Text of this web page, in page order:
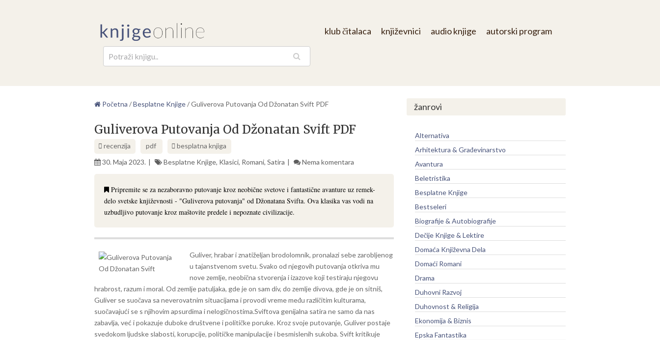
klub čitalaca književnici audio knjige autorski program
Početna /Besplatne Knjige/Guliverova Putovanja Od Džonatan Svift PDF
Guliverova Putovanja Od Džonatan Svift PDF
recenzija pdf
besplatna knjiga
30. Maja 2023.
Besplatne Knjige, Klasici, Romani, Satira Nema komentara
Pripremite se za nezaboravno putovanje kroz neobične svetove i fantastične avanture uz remek-
delo svetske književnosti - "Guliverova putovanja" od Džonatana Svifta. Ova klasika vas vodi na
uzbudljivo putovanje kroz maštovite predele i nepoznate civilizacije.
Guliver, hrabar i znatiželjan brodolomnik, pronalazi sebe zarobljenog
u tajanstvenom svetu. Svako od njegovih putovanja otkriva mu
nove zemlje, neobična stvorenja i izazove koji testiraju njegovu
hrabrost, razum i moral. Od zemlje patuljaka, gde je on sam div, do zemlje divova, gde je on sitniš,
Guliver se suočava sa neverovatnim situacijama i provodi vreme među različitim kulturama,
suočavajući se s njihovim apsurdima i nelogičnostima.Sviftova genijalna satira ne samo da nas
zabavlja, već i pokazuje duboke društvene i političke poruke. Kroz svoje putovanje, Guliver postaje
svedokom ljudske slabosti, korupcije, političke manipulacije i besmislenih sukoba. Svift kritikuje
žanrovi
Alternativa
Arhitektura & Građevinarstvo
Avantura
Beletristika
Besplatne Knjige
Bestseleri
Biografije & Autobiografije
Dečije Knjige & Lektire
Domaća Književna Dela
Domaći Romani
Drama
Duhovni Razvoj
Duhovnost & Religija
Ekonomija & Biznis
Epska Fantastika